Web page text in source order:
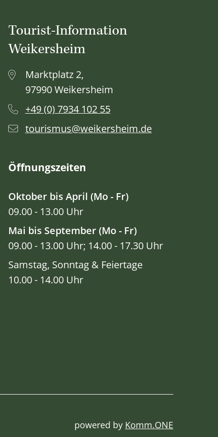
Tourist-Information
Weikersheim
Marktplatz 2,
97990 Weikersheim
+49 (0) 7934 102 55
tourismus@weikersheim.de
Öffnungszeiten
Oktober bis April (Mo - Fr)
09.00 - 13.00 Uhr
Mai bis September (Mo - Fr)
09.00 - 13.00 Uhr; 14.00 - 17.30 Uhr
Samstag, Sonntag & Feiertage
10.00 - 14.00 Uhr
powered by Komm.ONE